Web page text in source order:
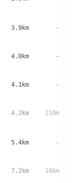
3.9km -
4.0km -
4.1km -
4.2km 210m
5.4km -
7.2km 106m